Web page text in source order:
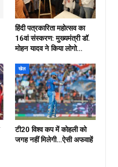
हिंदी पत्रकारिता महोत्सव का
16वां संस्करण: मुख्यमंत्री डॉ.
मोहन यादव ने किया लोगो…
खेल
टी20 विश्व कप में कोहली को
जगह नहीं मिलेगी…ऐसी अफवाहें